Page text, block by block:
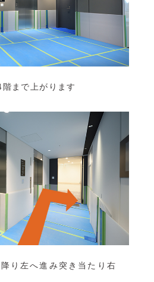
まで上がります
り左へ進み突き当たり右